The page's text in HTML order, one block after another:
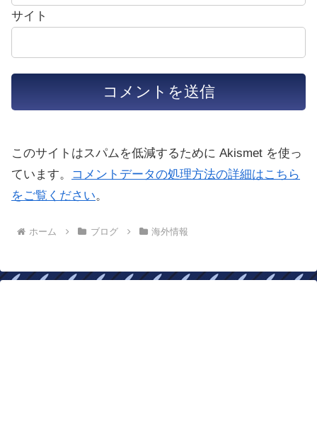
サイト
このサイトはスパムを低減するために Akismet を使っ
ています。
コメントデータの処理方法の詳細はこちら
をご覧ください。
ホーム ブログ 海外情報